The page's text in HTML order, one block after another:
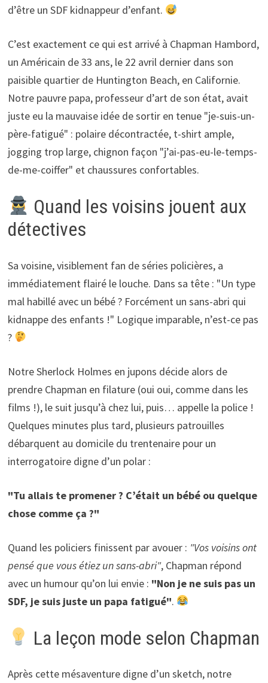
d’être un SDF kidnappeur d’enfant.
C’est exactement ce qui est arrivé à Chapman Hambord,
un Américain de 33 ans, le 22 avril dernier dans son
paisible quartier de Huntington Beach, en Californie.
Notre pauvre papa, professeur d’art de son état, avait
juste eu la mauvaise idée de sortir en tenue "je-suis-un-
père-fatigué" : polaire décontractée, t-shirt ample,
jogging trop large, chignon façon "j’ai-pas-eu-le-temps-
de-me-coiffer" et chaussures confortables.
Quand les voisins jouent aux
détectives
Sa voisine, visiblement fan de séries policières, a
immédiatement flairé le louche. Dans sa tête : "Un type
mal habillé avec un bébé ? Forcément un sans-abri qui
kidnappe des enfants !" Logique imparable, n’est-ce pas
?
Notre Sherlock Holmes en jupons décide alors de
prendre Chapman en filature (oui oui, comme dans les
films !), le suit jusqu’à chez lui, puis… appelle la police !
Quelques minutes plus tard, plusieurs patrouilles
débarquent au domicile du trentenaire pour un
interrogatoire digne d’un polar :
"Tu allais te promener ? C’était un bébé ou quelque
chose comme ça ?"
Quand les policiers finissent par avouer : "Vos voisins ont
pensé que vous étiez un sans-abri", Chapman répond
avec un humour qu’on lui envie : "Non je ne suis pas un
SDF, je suis juste un papa fatigué".
La leçon mode selon Chapman
Après cette mésaventure digne d’un sketch, notre